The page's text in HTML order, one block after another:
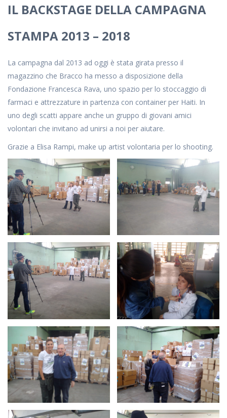
IL BACKSTAGE DELLA CAMPAGNA
STAMPA 2013 – 2018
La campagna dal 2013 ad oggi è stata girata presso il
magazzino che Bracco ha messo a disposizione della
Fondazione Francesca Rava, uno spazio per lo stoccaggio di
farmaci e attrezzature in partenza con container per Haiti. In
uno degli scatti appare anche un gruppo di giovani amici
volontari che invitano ad unirsi a noi per aiutare.
Grazie a Elisa Rampi, make up artist volontaria per lo shooting.